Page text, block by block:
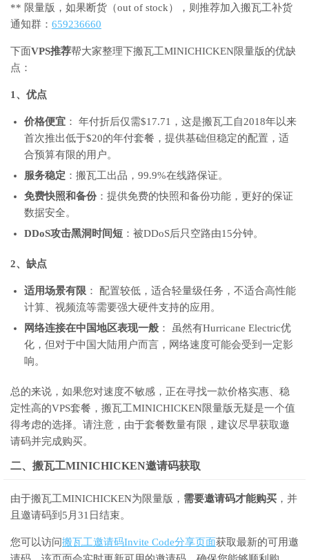
** 限量版，如果断货（out of stock），则推荐加入搬瓦工补货
通知群： 659236660
下面VPS推荐帮大家整理下搬瓦工MINICHICKEN限量版的优缺
点：
1、优点
价格便宜 ： 年付折后仅需$17.71，这是搬瓦工自2018年以来
首次推出低于$20的年付套餐，提供基础但稳定的配置，适
合预算有限的用户。
服务稳定 ：搬瓦工出品，99.9%在线路保证。
免费快照和备份：提供免费的快照和备份功能，更好的保证
数据安全。
DDoS攻击黑洞时间短 ：被DDoS后只空路由15分钟。
2、缺点
适用场景有限 ： 配置较低，适合轻量级任务，不适合高性能
计算、视频流等需要强大硬件支持的应用。
网络连接在中国地区表现一般 ： 虽然有Hurricane Electric优
化，但对于中国大陆用户而言，网络速度可能会受到一定影
响。
总的来说，如果您对速度不敏感，正在寻找一款价格实惠、稳
定性高的VPS套餐，搬瓦工MINICHICKEN限量版无疑是一个值
得考虑的选择。 请注意，由于套餐数量有限，建议尽早获取邀
请码并完成购买。
二、搬瓦工MINICHICKEN邀请码获取
由于搬瓦工MINICHICKEN为限量版， 需要邀请码才能购买 ，并
且邀请码到5月31日结束。
您可以访问搬瓦工邀请码Invite Code分享页面获取最新的可用邀